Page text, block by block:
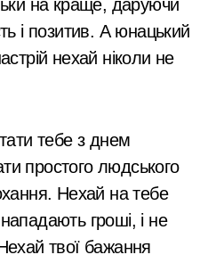
на краще, даруючи
і позитив. А юнацький
нехай ніколи не
простого людського
Нехай на тебе
гроші, і не
твої бажання